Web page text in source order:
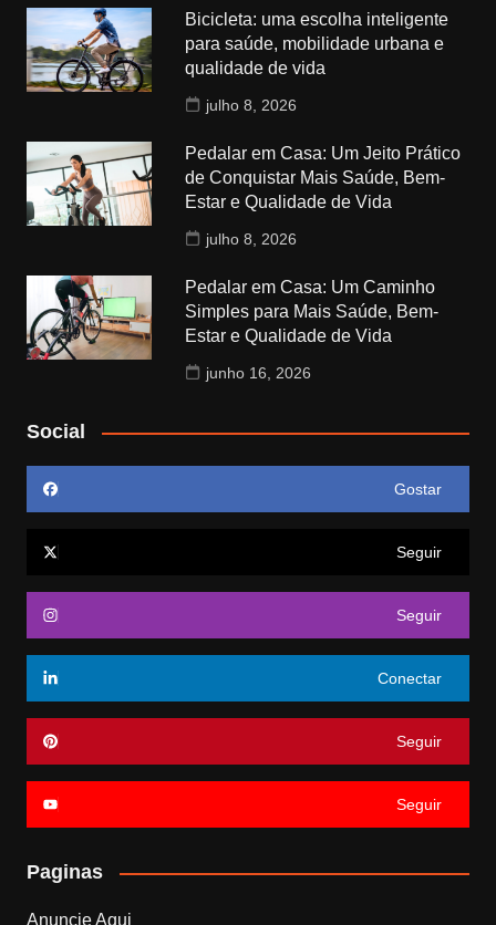
Bicicleta: uma escolha inteligente
para saúde, mobilidade urbana e
qualidade de vida
julho 8, 2026
Pedalar em Casa: Um Jeito Prático
de Conquistar Mais Saúde, Bem-
Estar e Qualidade de Vida
julho 8, 2026
Pedalar em Casa: Um Caminho
Simples para Mais Saúde, Bem-
Estar e Qualidade de Vida
junho 16, 2026
Social
Gostar
Seguir
Seguir
Conectar
Seguir
Seguir
Paginas
Anuncie Aqui